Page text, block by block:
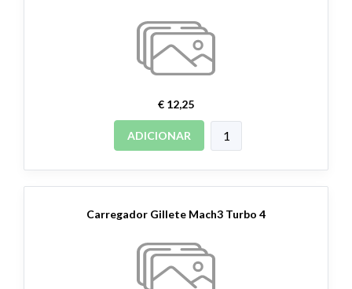
€ 12,25
ADICIONAR
Carregador Gillete Mach3 Turbo 4